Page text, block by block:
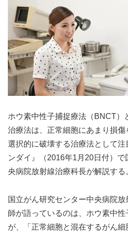
ホウ素中性子捕捉療法（BNCT）
治療法は、正常細胞にあまり損
選択的に破壊する治療法として
ンダイ』（2016年1月20日付）
央病院放射線治療科長が解説する
国立がん研究センター中央病院
師が語っているのは、ホウ素中性
が、「正常細胞と混在するがん細